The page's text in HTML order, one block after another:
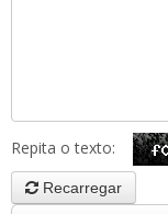
Repita o texto:
Recarregar